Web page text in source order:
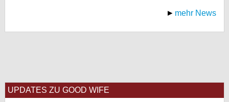
mehr News
UPDATES ZU GOOD WIFE